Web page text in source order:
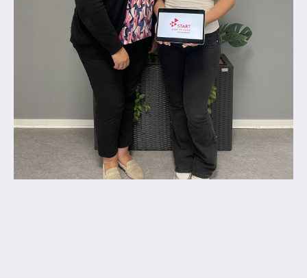
Konzept für die Berufsberatung in den
Jahrgängen 7 - 10
Berufsberatung
Kooperationspartner
Bilingualer Unterricht